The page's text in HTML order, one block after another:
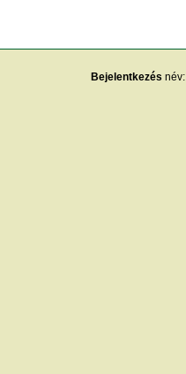
Bejelentkezés név: